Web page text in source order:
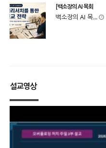
[백소장의 AI 목회
백소장의 AI 목...
설교영상